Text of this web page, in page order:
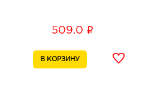
509.0 i